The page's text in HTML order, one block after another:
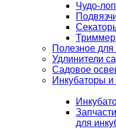
Чудо-
Полезное
Удлинители
Садовое
Инкубаторы и
для